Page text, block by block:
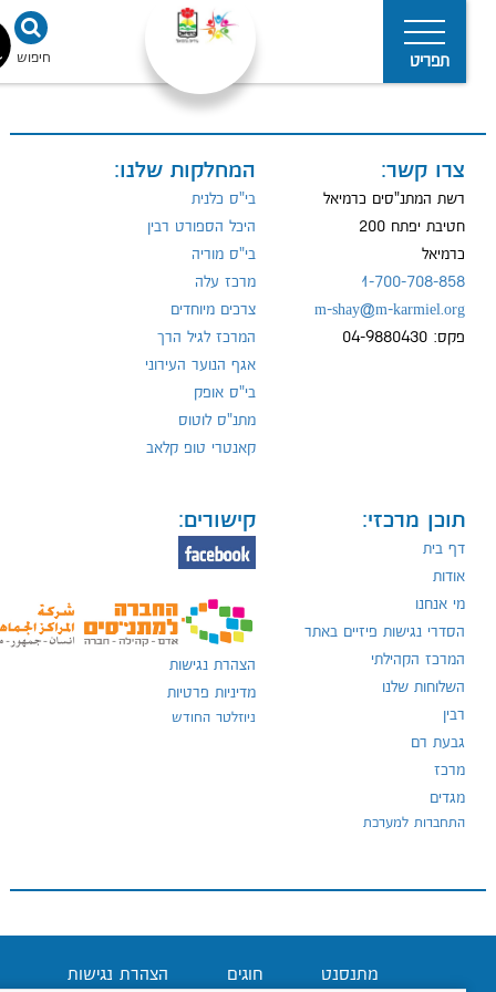
תפריט חיפוש
צרו קשר:
רשת המתנ"סים כרמיאל
חטיבת יפתח 200
כרמיאל
1-700-708-858
m-shay@m-karmiel.org
פקס: 04-9880430
המחלקות שלנו:
בי"ס כלנית
היכל הספורט רבין
בי"ס מוריה
מרכז עלה
צרכים מיוחדים
המרכז לגיל הרך
אגף הנוער העירוני
בי"ס אופק
מתנ"ס לוטוס
קאנטרי טופ קלאב
תוכן מרכזי:
דף בית
אודות
מי אנחנו
הסדרי נגישות פיזיים באתר
המרכז הקהילתי
השלוחות שלנו
גבעת רם
מרכז
מגדים
התחברות למערכת
קישורים:
הצהרת נגישות
מדיניות פרטיות
ניוזלטר החודש
מתנסנט חוגים הצהרת נגישות